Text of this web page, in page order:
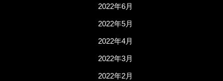
2022年6月
2022年5月
2022年4月
2022年3月
2022年2月